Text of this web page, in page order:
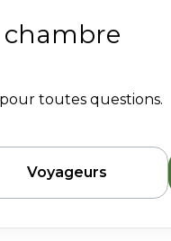
chambre
toutes questions.
Voyageurs